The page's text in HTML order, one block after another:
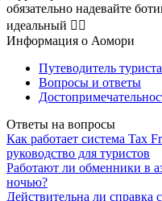
обязательно надевайте
идеальный 👌🏿
Информация о Аомори
Путеводитель туриста
Вопросы и ответы
Ответы на вопросы
Как работает система Tax
руководство для туристов
Работают ли обменники в
ночью?
Действительна ли справка